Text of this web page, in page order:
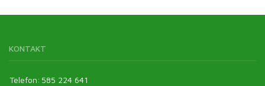
KONTAKT
Telefon: 585 224 641